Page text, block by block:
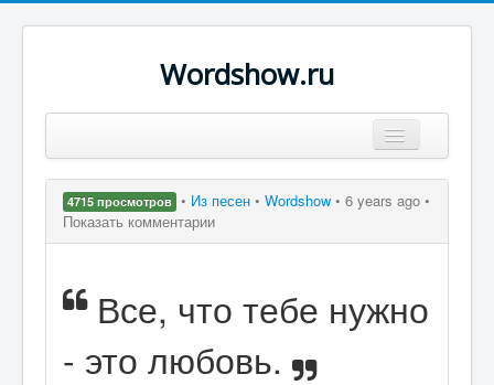
Wordshow.ru
Популярные цитаты
Поиск
4715 просмотров • Из песен • Wordshow • 6 years ago •
Показать комментарии
Все, что тебе нужно
- это любовь.